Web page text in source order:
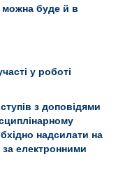
можна буде й в
у роботі
з доповідями
надсилати на
за електронними